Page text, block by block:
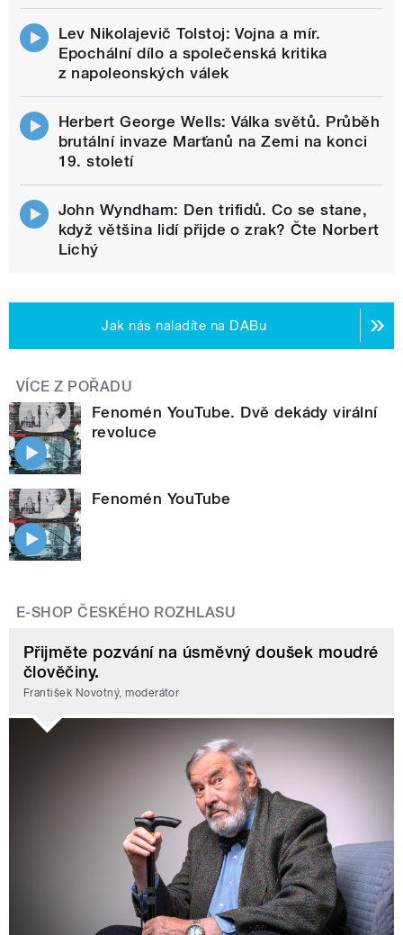
Lev Nikolajevič Tolstoj: Vojna a mír.
Epochální dílo a společenská kritika
z napoleonských válek
Herbert George Wells: Válka světů. Průběh
brutální invaze Marťanů na Zemi na konci
19. století
John Wyndham: Den trifidů. Co se stane,
když většina lidí přijde o zrak? Čte Norbert
Lichý
Jak nás naladíte na DABu
VÍCE Z POŘADU
Fenomén YouTube. Dvě dekády virální
revoluce
Fenomén YouTube
E-SHOP ČESKÉHO ROZHLASU
Přijměte pozvání na úsměvný doušek moudré
člověčiny.
František Novotný, moderátor